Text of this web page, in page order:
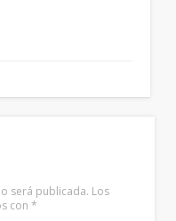
será publicada. Los
con*